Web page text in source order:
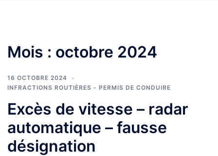
Mois : octobre 2024
16 OCTOBRE 2024
INFRACTIONS ROUTIÈRES - PERMIS DE CONDUIRE
Excès de vitesse – radar
automatique – fausse
désignation